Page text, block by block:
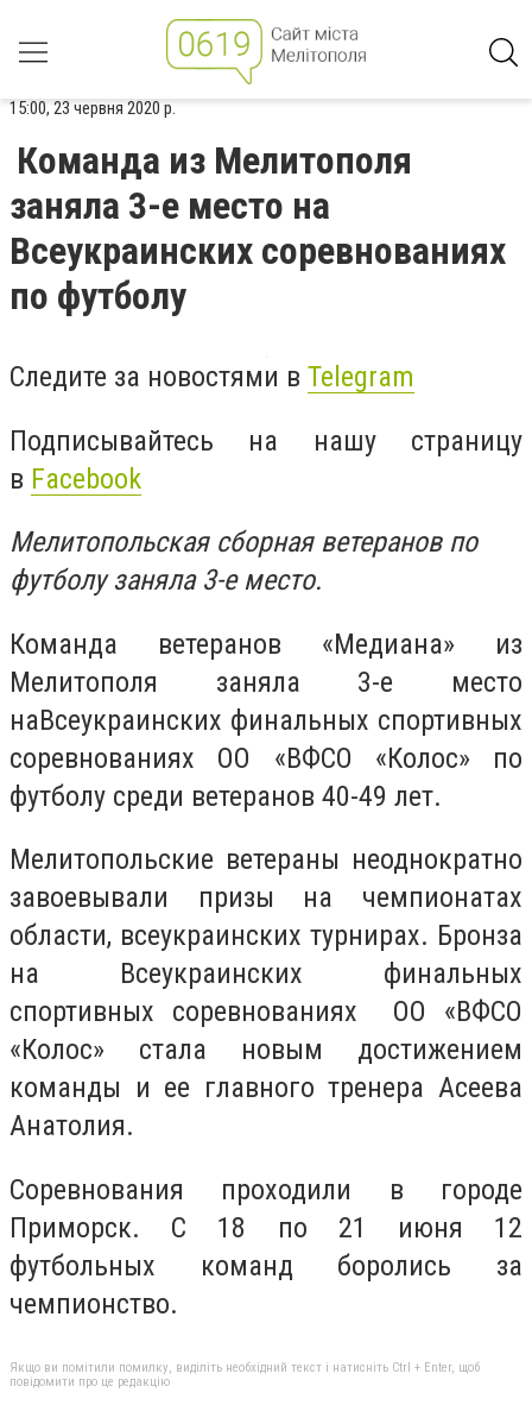
15:00, 23 червня 2020 р.
Команда из Мелитополя
заняла 3-е место на
Всеукраинских соревнованиях
по футболу
Следите за новостями в Telegram
Подписывайтесь на нашу страницу
в Facebook
Мелитопольская сборная ветеранов по
футболу заняла 3-е место.
Команда ветеранов «Медиана» из
Мелитополя заняла 3-е место
наВсеукраинских финальных спортивных
соревнованиях ОО «ВФСО «Колос» по
футболу среди ветеранов 40-49 лет.
Мелитопольские ветераны неоднократно
завоевывали призы на чемпионатах
области, всеукраинских турнирах. Бронза
на Всеукраинских финальных
спортивных соревнованиях
ОО «ВФСО
«Колос» стала новым достижением
команды и ее главного тренера Асеева
Анатолия.
Соревнования проходили в городе
Приморск. С 18 по 21 июня 12
футбольных команд боролись за
чемпионство.
Якщо ви помітили помилку, виділіть необхідний текст і натисніть Ctrl + Enter, щоб
повідомити про це редакцію